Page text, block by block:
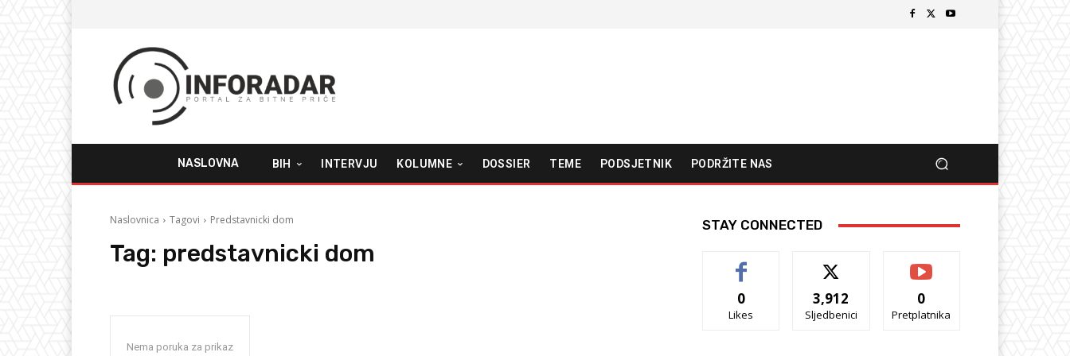
NASLOVNA BIH INTERVJU KOLUMNE DOSSIER TEME PODSJETNIK PODRŽITE NAS
Naslovnica Tagovi Predstavnicki dom
Tag: predstavnicki dom
Nema poruka za prikaz
STAY CONNECTED
0
Likes
3,912
Sljedbenici
0
Pretplatnika